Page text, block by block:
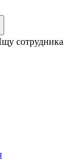
сотрудника